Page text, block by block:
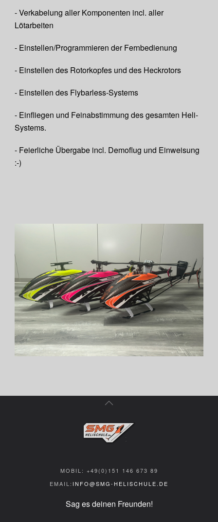
- Verkabelung aller Komponenten incl. aller
Lötarbeiten
- Einstellen/Programmieren der Fernbedienung
- Einstellen des Rotorkopfes und des Heckrotors
- Einstellen des Flybarless-Systems
- Einfliegen und Feinabstimmung des gesamten Heli-
Systems.
- Feierliche Übergabe incl. Demoflug und Einweisung
:-)
MOBIL: +49(0)151 146 673 89
EMAIL: INFO@SMG-HELISCHULE.DE
Sag es deinen Freunden!